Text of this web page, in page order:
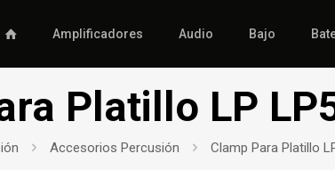
Amplificadores Audio Bajo
Platillo LP
Accesorios Percusión Clamp Para Platillo